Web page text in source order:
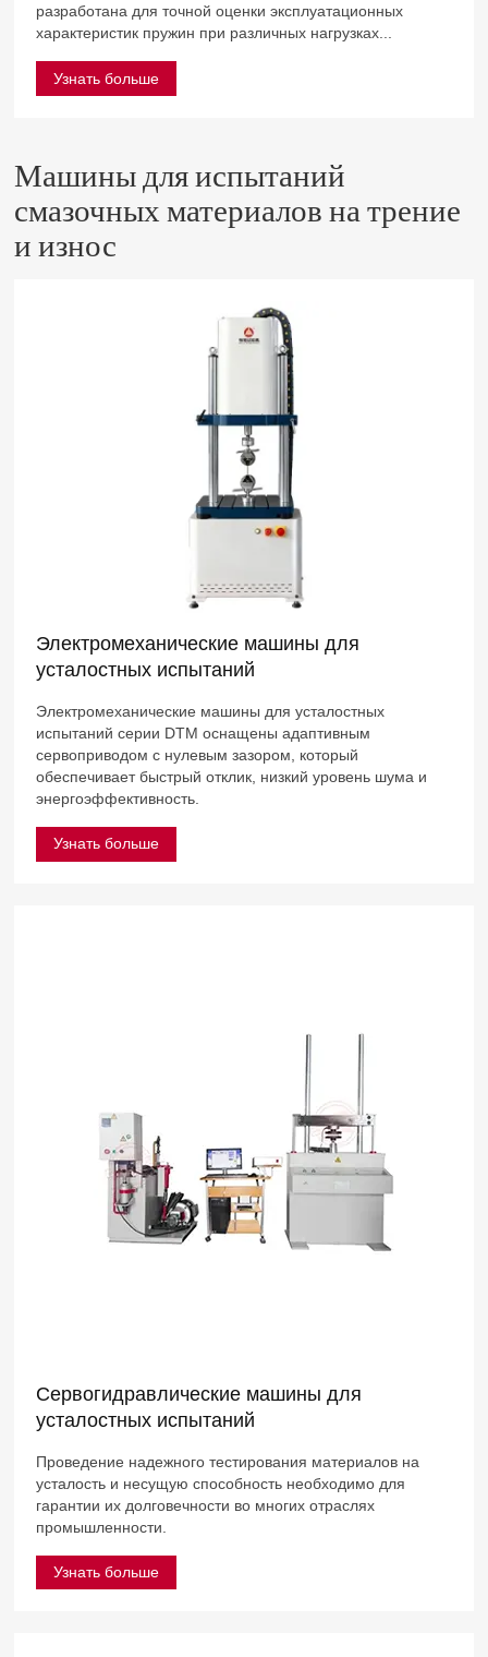
разработана для точной оценки эксплуатационных
характеристик пружин при различных нагрузках...
Узнать больше
Машины для испытаний
смазочных материалов на трение
и износ
Электромеханические машины для
усталостных испытаний
Электромеханические машины для усталостных
испытаний серии DTM оснащены адаптивным
сервоприводом с нулевым зазором, который
обеспечивает быстрый отклик, низкий уровень шума и
энергоэффективность.
Узнать больше
Сервогидравлические машины для
усталостных испытаний
Проведение надежного тестирования материалов на
усталость и несущую способность необходимо для
гарантии их долговечности во многих отраслях
промышленности.
Узнать больше